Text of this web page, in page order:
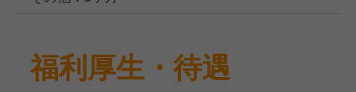
福利厚生・待遇